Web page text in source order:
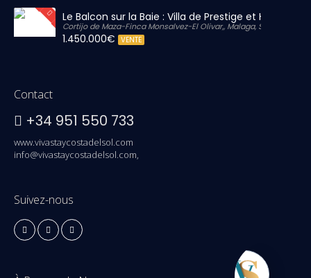
Le Balcon sur la Baie : Villa de Prestige et Horizon
Cortijo de Maza-Finca Monsalvez-El Olivar,, Malaga, Spain
1.450.000€ VENTE
Contact
+34 951 550 733
www.vivastaycostadelsol.com
info@vivastaycostadelsol.com,
Suivez-nous